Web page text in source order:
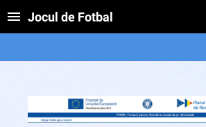
Jocul de Fotbal